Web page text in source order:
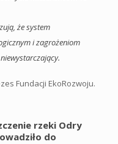
że system
i zagrożeniom
Fundacji EkoRozwoju.
rzeki Odry
do